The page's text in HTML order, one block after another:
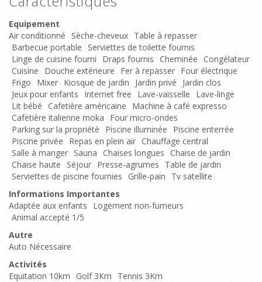
Equipement
Air conditionné
Sèche-cheveux Table à repasser
Barbecue portable Serviettes de toilette fournis
Linge de cuisine fourni
Draps fournis Cheminée Congélateur
Cuisine
Douche extérieure Fer à repasser Four électrique
Frigo
Mixer Kiosque de jardin Jardin privé
Jardin clos
Jeux pour enfants
Internet free Lave-vaisselle
Lave-linge
Lit bébé
Cafetière américaine
Machine à café expresso
Cafetière italienne moka
Four micro-ondes
Parking sur la propriété
Piscine illuminée
Piscine enterrée
Piscine privée
Repas en plein air Chauffage central
Salle à manger Sauna Chaises longues
Chaise de jardin
Chaise haute Séjour Presse-agrumes
Table de jardin
Serviettes de piscine fournies
Grille-pain
Tv satellite
Informations Importantes
Adaptée aux enfants
Logement non-fumeurs
Animal accepté 1/5
Autre
Auto Nécessaire
Activités
Equitation 10km
Golf 3Km
Tennis 3Km